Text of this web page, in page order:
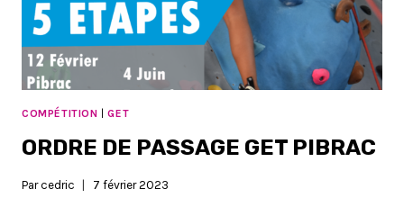
COMPÉTITION |GET
ORDRE DE PASSAGE GET PIBRAC
Par cedric 7 février 2023